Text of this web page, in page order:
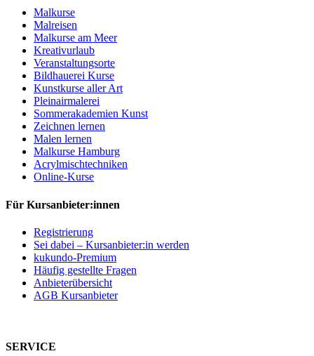
Malkurse
Malreisen
Malkurse am Meer
Kreativurlaub
Veranstaltungsorte
Bildhauerei Kurse
Kunstkurse aller Art
Pleinairmalerei
Sommerakademien Kunst
Zeichnen lernen
Malen lernen
Malkurse Hamburg
Acrylmischtechniken
Online-Kurse
Für Kursanbieter:innen
Registrierung
Sei dabei – Kursanbieter:in werden
kukundo-Premium
Häufig gestellte Fragen
Anbieterübersicht
AGB Kursanbieter
SERVICE